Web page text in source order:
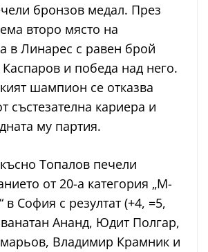
бронзов медал. През
второ място на
в Линарес с равен брой
и победа над него.
шампион се отказва
състезателна кариера и
му партия.
Топалов печели
от 20-а категория „М-
в София с резултат (+4, =5,
Ананд, Юдит Полгар,
Владимир Крамник и